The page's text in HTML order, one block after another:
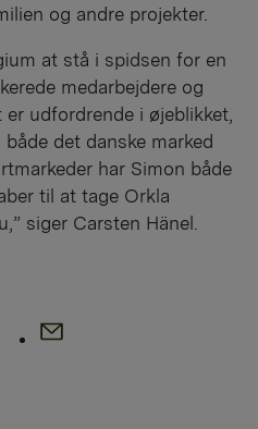
og andre projekter.
at stå i spidsen for en
medarbejdere og
udfordrende i øjeblikket,
det danske marked
har Simon både
til at tage Orkla
siger Carsten Hänel.